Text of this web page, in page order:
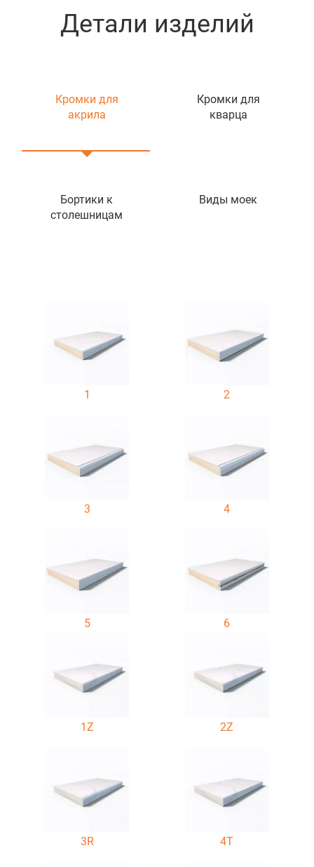
Детали изделий
Кромки для
акрила
Кромки для
кварца
Бортики к
столешницам
Виды моек
1 2
3 4
5 6
1Z 2Z
3R 4T